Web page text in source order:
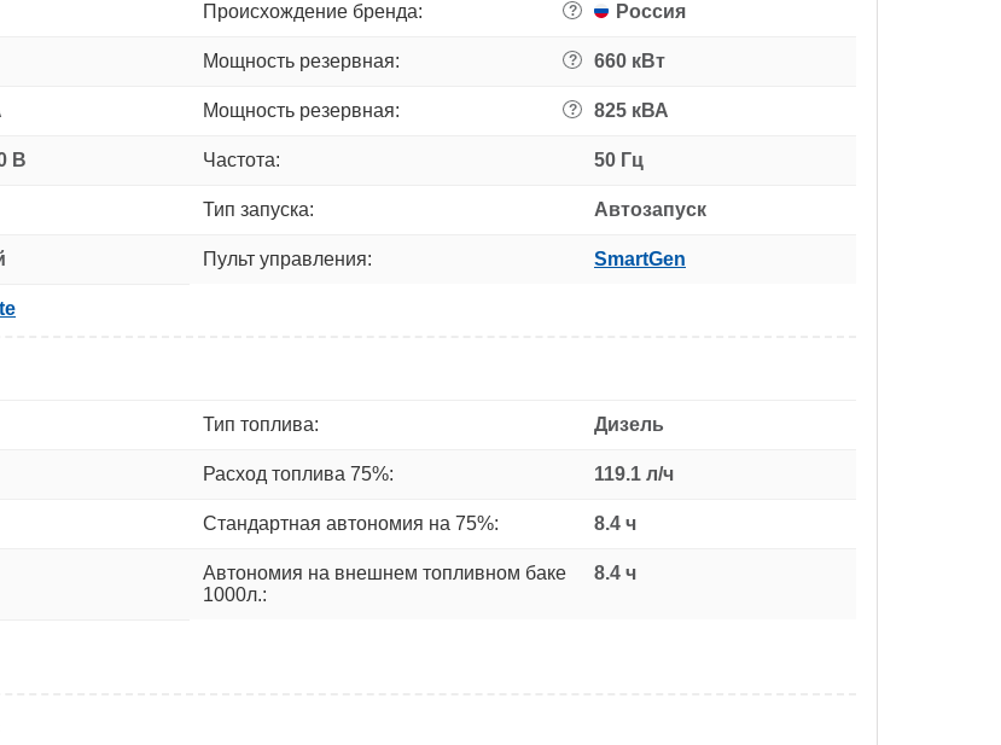
Происхождение бренда: ? Россия
Мощность резервная: ? 660 кВт
Мощность резервная: ? 825 кВА
В Частота: 50 Гц
Тип запуска: Автозапуск
Пульт управления: SmartGen
Тип топлива: Дизель
Расход топлива 75%: 119.1 л/ч
Стандартная автономия на 75%: 8.4 ч
Автономия на внешнем топливном баке
1000л.:
8.4 ч